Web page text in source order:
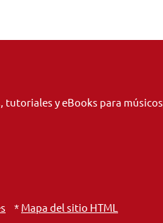
y eBooks para músicos
* Mapa del sitio HTML